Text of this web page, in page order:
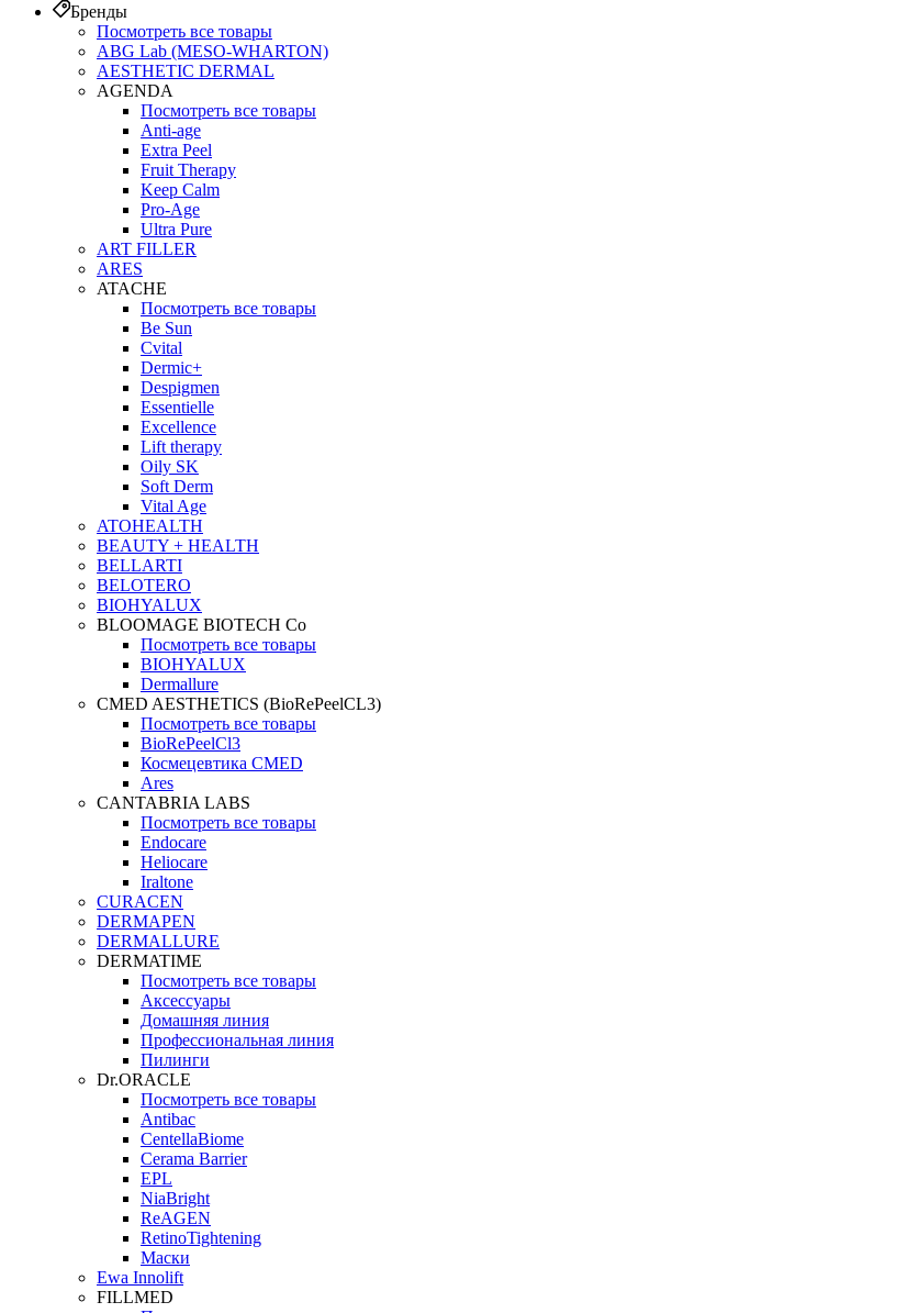
Бренды
Посмотреть все товары
ABG Lab (MESO-WHARTON)
AESTHETIC DERMAL
AGENDA
Посмотреть все товары
Anti-age
Extra Peel
Fruit Therapy
Keep Calm
Pro‑Age
Ultra Pure
ART FILLER
ARES
ATACHE
Посмотреть все товары
Be Sun
Cvital
Dermic+
Despigmen
Essentielle
Excellence
Lift therapy
Oily SK
Soft Derm
Vital Age
ATOHEALTH
BEAUTY + HEALTH
BELLARTI
BELOTERO
BIOHYALUX
BLOOMAGE BIOTECH Co
Посмотреть все товары
BIOHYALUX
Dermallure
CMED AESTHETICS (BioRePeelCL3)
Посмотреть все товары
BioRePeelCl3
Космецевтика CMED
Ares
CANTABRIA LABS
Посмотреть все товары
Endocare
Heliocare
Iraltone
CURACEN
DERMAPEN
DERMALLURE
DERMATIME
Посмотреть все товары
Аксессуары
Домашняя линия
Профессиональная линия
Пилинги
Dr.ORACLE
Посмотреть все товары
Antibac
CentellaBiome
Cerama Barrier
EPL
NiaBright
ReAGEN
RetinoTightening
Маски
Ewa Innolift
FILLMED